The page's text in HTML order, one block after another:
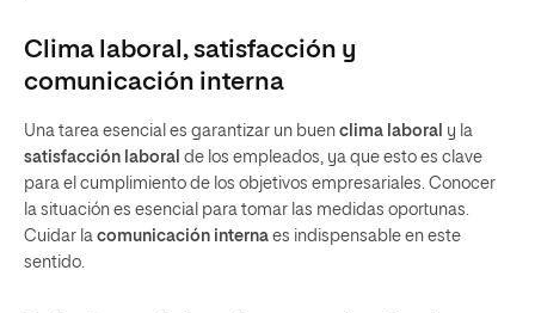
Clima laboral, satisfacción y
comunicación interna
Una tarea esencial es garantizar un buen clima laboral y la
satisfacción laboral de los empleados, ya que esto es clave
para el cumplimiento de los objetivos empresariales. Conocer
la situación es esencial para tomar las medidas oportunas.
Cuidar la comunicación interna es indispensable en este
sentido.